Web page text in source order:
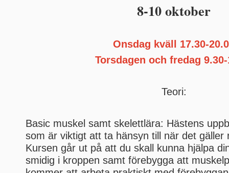
8-10 oktober
Onsdag kväll 17.30-
Torsdagen och fredag 9.30-
Teori:
Basic muskel samt skelettlära: Hästens
som är viktigt att ta hänsyn till när det gäller
Kursen går ut på att du skall kunna hjälpa
smidig i kroppen samt förebygga att